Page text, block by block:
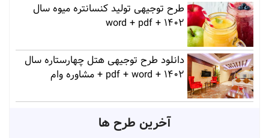
طرح توجیهی تولید کنسانتره میوه سال
1402 + word + pdf
دانلود طرح توجیهی هتل چهارستاره سال
1402 + pdf + word + مشاوره وام
آخرین طرح ها